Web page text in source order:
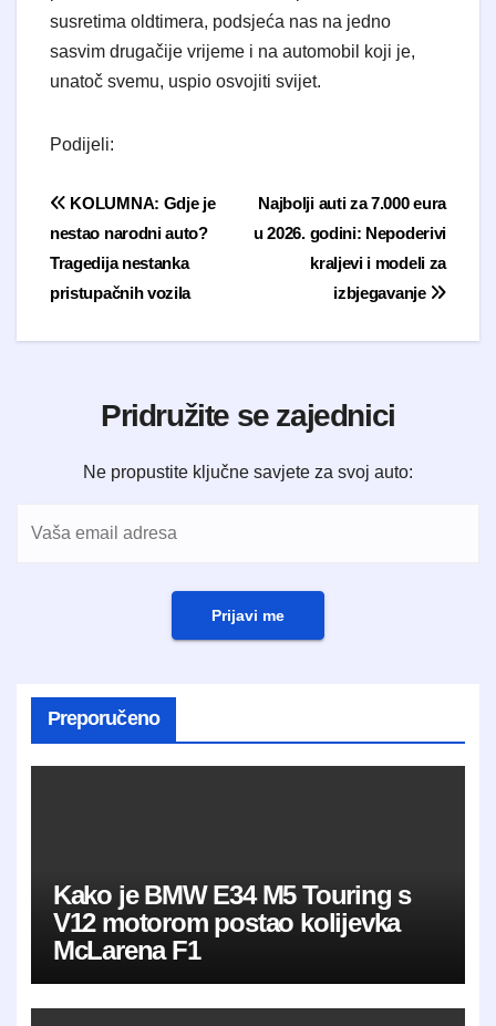
susretima oldtimera, podsjeća nas na jedno
sasvim drugačije vrijeme i na automobil koji je,
unatoč svemu, uspio osvojiti svijet.
Podijeli:
Navigacija objavaNajbolji auti za 7.000 eura
u 2026. godini: Nepoderivi
kraljevi i modeli za
izbjegavanje
KOLUMNA: Gdje je
nestao narodni auto?
Tragedija nestanka
pristupačnih vozila
Pridružite se zajednici
Ne propustite ključne savjete za svoj auto:
Prijavi me
Preporučeno
Kako je BMW E34 M5 Touring s
V12 motorom postao kolijevka
McLarena F1